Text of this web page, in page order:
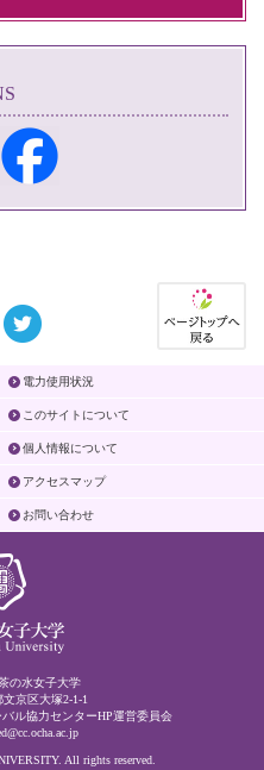
電力使用状況
このサイトについて
個人情報について
アクセスマップ
お問い合わせ
の水女子大学
京区大塚2-1-1
ル協力センターHP運営委員会
All rights reserved.